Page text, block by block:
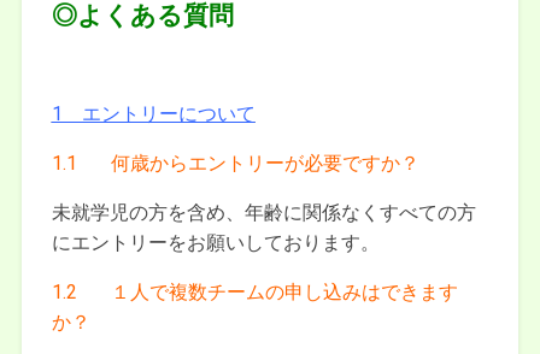
◎よくある質問
1 エントリーについて
1.1 何歳からエントリーが必要ですか？
未就学児の方を含め、年齢に関係なくすべての方
にエントリーをお願いしております。
1.2 １人で複数チームの申し込みはできます
か？